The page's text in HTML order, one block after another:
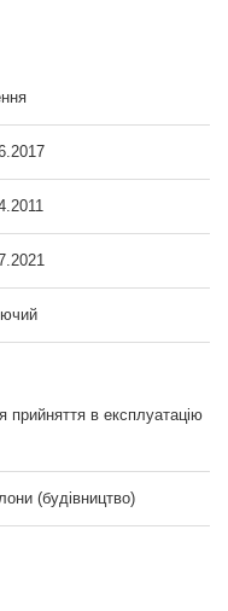
в експлуатацію
(будівництво)